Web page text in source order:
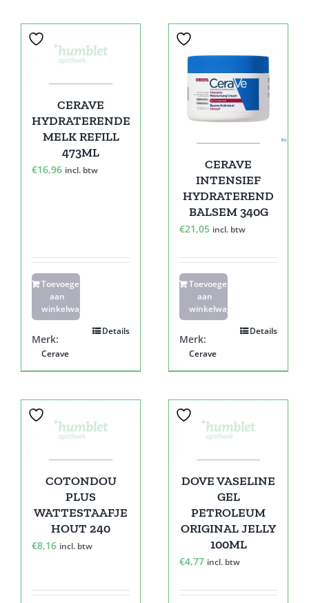
CERAVE
HYDRATERENDE
MELK REFILL
473ML
€16,96 incl. btw
Toevoegen
aan
winkelwagen
Details
Merk:
Cerave
CERAVE
INTENSIEF
HYDRATEREND
BALSEM 340G
€21,05 incl. btw
Toevoegen
aan
winkelwagen
Details
Merk:
Cerave
COTONDOU
PLUS
WATTESTAAFJE
HOUT 240
€8,16 incl. btw
DOVE VASELINE
GEL
PETROLEUM
ORIGINAL JELLY
100ML
€4,77 incl. btw